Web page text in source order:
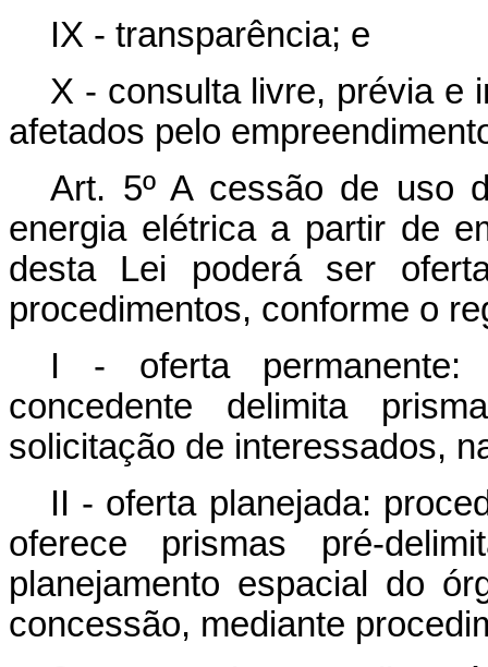
IX - transparência; e
X - consulta livre, prévia e
afetados pelo
Art. 5ºA cessão de uso
energia elétrica a partir de
desta Lei poderá ser
procedimentos, conforme o
I - oferta permanente:
concedente delimita
solicitação de interessados,
II - oferta planejada:
oferece prismas pré-
planejamento espacial do
concessão, mediante